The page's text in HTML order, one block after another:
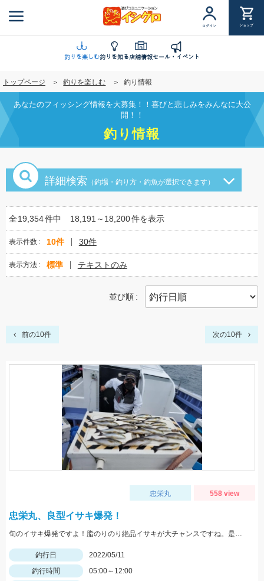
ン
に
移
動
ログイン ショップ
釣りを楽しむ釣りを知る店舗情報セール・イベント
トップページ 釣りを楽しむ 釣り情報
あなたのフィッシング情報を大募集！！喜びと悲しみをみんなに大公
開！！
釣り情報
詳細検索 （釣場・釣り方・釣魚が選択できます）
全19,354件中 18,191～18,200件を表示
表示件数 10件 30件
表示方法 標準 テキストのみ
並び順
前の10件 次の10件
忠栄丸 558 view
忠栄丸、良型イサキ爆発！
旬のイサキ爆発ですよ！脂のりのり絶品イサキが大チャンスですね。是非どうぞ！
釣行日
2022/05/11
釣行時間
05:00～12:00